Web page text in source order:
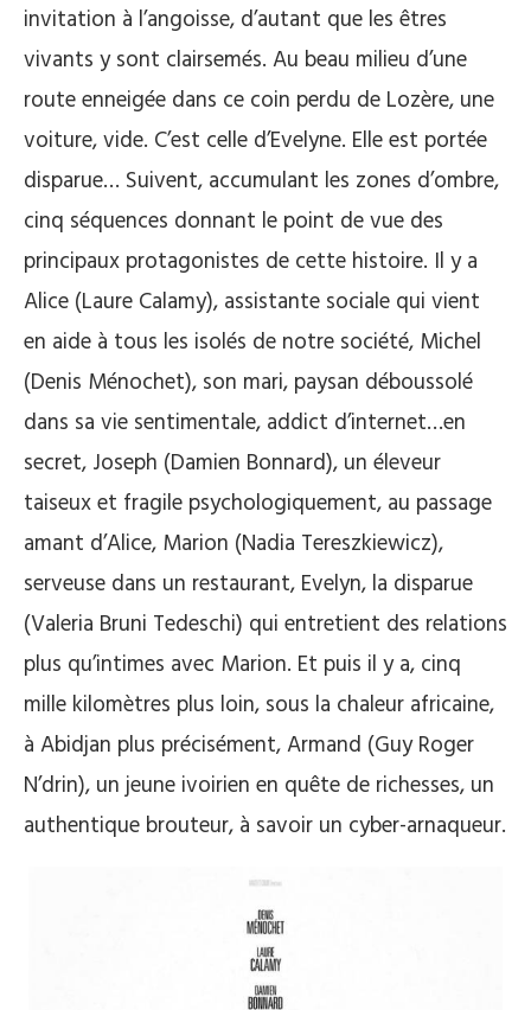
invitation à l’angoisse, d’autant que les êtres
vivants y sont clairsemés. Au beau milieu d’une
route enneigée dans ce coin perdu de Lozère, une
voiture, vide. C’est celle d’Evelyne. Elle est portée
disparue… Suivent, accumulant les zones d’ombre,
cinq séquences donnant le point de vue des
principaux protagonistes de cette histoire. Il y a
Alice (Laure Calamy), assistante sociale qui vient
en aide à tous les isolés de notre société, Michel
(Denis Ménochet), son mari, paysan déboussolé
dans sa vie sentimentale, addict d’internet…en
secret, Joseph (Damien Bonnard), un éleveur
taiseux et fragile psychologiquement, au passage
amant d’Alice, Marion (Nadia Tereszkiewicz),
serveuse dans un restaurant, Evelyn, la disparue
(Valeria Bruni Tedeschi) qui entretient des relations
plus qu’intimes avec Marion. Et puis il y a, cinq
mille kilomètres plus loin, sous la chaleur africaine,
à Abidjan plus précisément, Armand (Guy Roger
N’drin), un jeune ivoirien en quête de richesses, un
authentique brouteur, à savoir un cyber-arnaqueur.